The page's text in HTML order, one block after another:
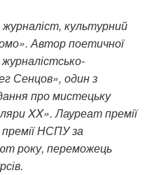
культурний
Автор поетичної
Сенцов», один з
про мистецьку
XX». Лауреат премії
НСПУ за
року, переможець